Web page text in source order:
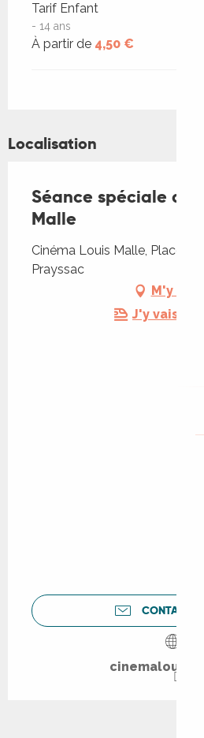
Tarif Enfant
- 14 ans
À partir de 4,50 €
Localisation
Séance spéciale au
Malle
Cinéma Louis Malle, Place
Prayssac
M'y
J'y vais en